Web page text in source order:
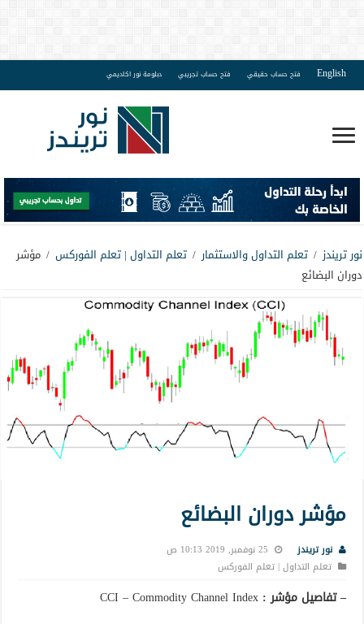
English فتح حساب حقيقي فتح حساب تجريبي دبلومة نور اكاديمي
نور تريندز / تعلم التداول والاستثمار / تعلم التداول | تعلم الفوركس / مؤشر
دوران البضائع
مؤشر دوران البضائع
نور تريندز
25 نوفمبر, 2019 10:13 ص
تعلم التداول | تعلم الفوركس
– تفاصيل مؤشر :CCI – Commodity Channel Index